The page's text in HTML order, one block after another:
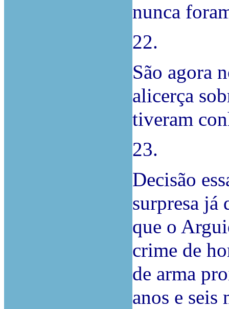
nunca
22.
São agora
alicerça
tiveram
23.
Decisão
surpresa já
que o
crime de
de arma
anos e seis